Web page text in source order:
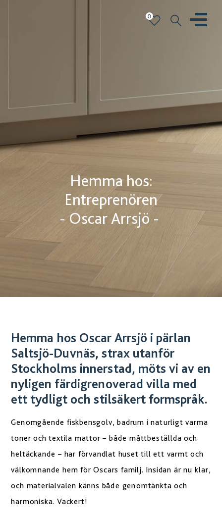
0
Hemma hos:
Entreprenören
- Oscar Arrsjö -
Hemma hos Oscar Arrsjö i pärlan
Saltsjö-Duvnäs, strax utanför
Stockholms innerstad, möts vi av en
nyligen färdigrenoverad villa med
ett tydligt och stilsäkert formspråk.
Genomgående fiskbensgolv, badrum i naturligt varma
toner och textila mattor – både måttbeställda och
heltäckande – har förvandlat huset till ett varmt och
välkomnande hem för Oscars familj. Insidan är nu klar,
och materialvalen känns både genomtänkta och
harmoniska. Vackert!